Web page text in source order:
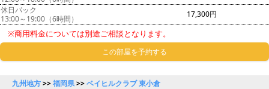
休日パック
13:00～19:00（6時間）
17,300円
※商用料金については別途ご相談となります。
この部屋を予約する
九州地方>>福岡県>>ベイヒルクラブ 東小倉